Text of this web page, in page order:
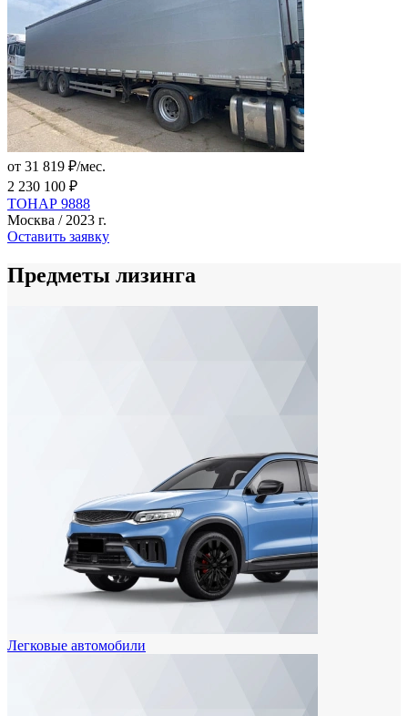
от 31 819 ₽/мес.
2 230 100 ₽
ТОНАР 9888
Москва / 2023 г.
Оставить заявку
Предметы лизинга
Легковые автомобили